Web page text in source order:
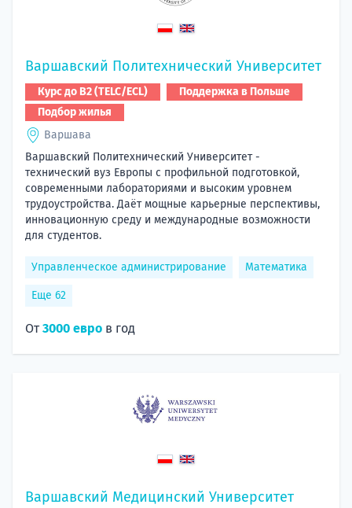
Варшавский Политехнический Университет
Курс до B2 (TELC/ECL)
Поддержка в Польше
Подбор жилья
Варшава
Варшавский Политехнический Университет -
технический вуз Европы с профильной подготовкой,
современными лабораториями и высоким уровнем
трудоустройства. Даёт мощные карьерные перспективы,
инновационную среду и международные возможности
для студентов.
Управленческое администрирование Математика
Еще 62
От3000 евро в год
Варшавский Медицинский Университет